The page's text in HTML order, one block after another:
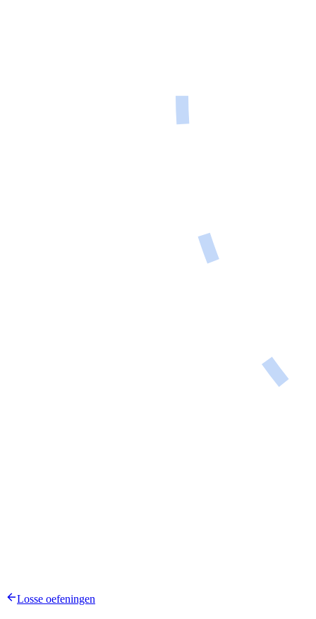
Losse oefeningen